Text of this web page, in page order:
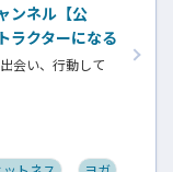
ンネル【公
ラクターになる
会い、行動して
は不可能だと思っ
すすめに素直に
つかないことを